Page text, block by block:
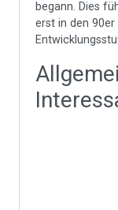
begann. Dies
erst in den